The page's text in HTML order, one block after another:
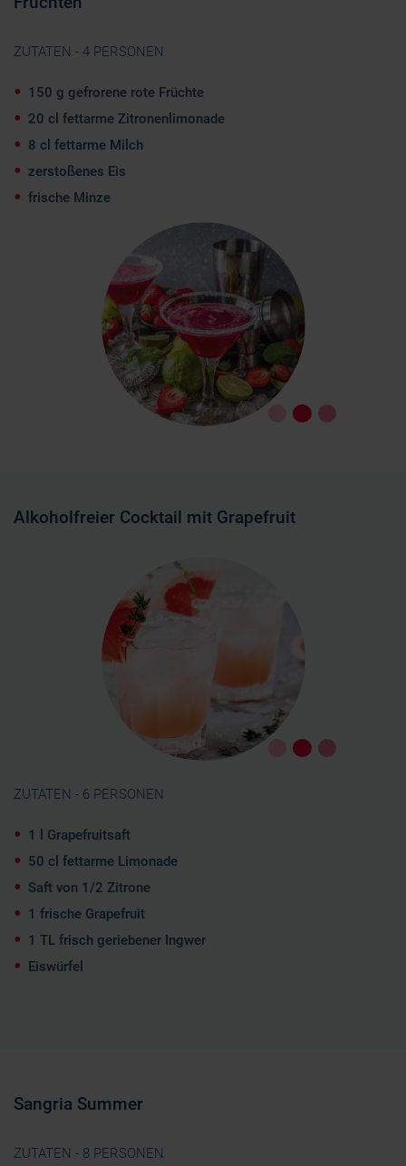
ZUTATEN - 4 PERSONEN
150 g gefrorene rote Früchte
20 cl fettarme Zitronenlimonade
8 cl fettarme Milch
zerstoßenes Eis
frische Minze
Alkoholfreier Cocktail mit Grapefruit
ZUTATEN - 6 PERSONEN
1 l Grapefruitsaft
50 cl fettarme Limonade
Saft von 1/2 Zitrone
1 frische Grapefruit
1 TL frisch geriebener Ingwer
Eiswürfel
Sangria Summer
ZUTATEN - 8 PERSONEN